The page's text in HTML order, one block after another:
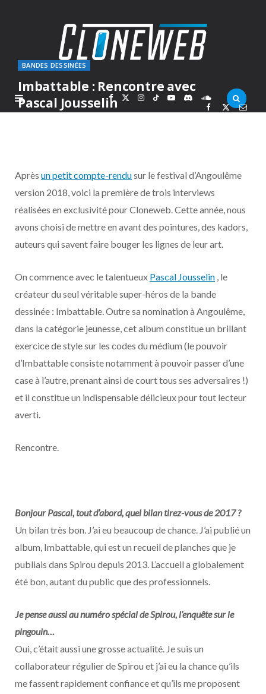
F
b
k
i
e
I
a
a
m
T
o
k
Y
u o
r
S
d
o
BANDES DESSINÉES
Imbattable : Rencontre avec
Pascal Jousselin
Après un petit compte-rendusur le festival d’Angoulême
version 2018, voici la première de trois interviews
réalisées en exclusivité pour Cloneweb. Cette année, nous
avons choisi de mettre en avant des pointures, des kadors,
auteurs qui savent faire bouger les lignes de leur art.
On commence avec le talentueux Pascal Jousselin , le
créateur du seul véritable super-héros de la bande
dessinée : Imbattable. Outre sa nomination à Angoulême,
dans la catégorie jeunesse, cet album constitue un brillant
exercice de style sur les codes du médium (le pouvoir
d’Imbattable consiste notamment à pouvoir passer d’une
case à l’autre, prenant ainsi de court tous ses adversaires !)
et il constitue un indispensable délicieux pour tout lecteur
averti.
Rencontre.
Bonjour Pascal, tout d’abord, quel bilan tirez-vous de 2017 ?
Un bilan très bon. J’ai eu beaucoup de chance. J’ai publié un
album, Imbattable, qui est un recueil de planches que je
publiais dans Spirou depuis 2013. L’accueil a globalement
été bon, autant du public que des professionnels.
Je pense aussi au numéro spécial de Spirou, l’enquête sur le
pingouin…
Oui, c’était aussi une grosse actualité. Je suis un
collaborateur régulier de Spirou et j’ai eu la chance qu’ils
me fassent rapidement confiance et qu’ils me proposent